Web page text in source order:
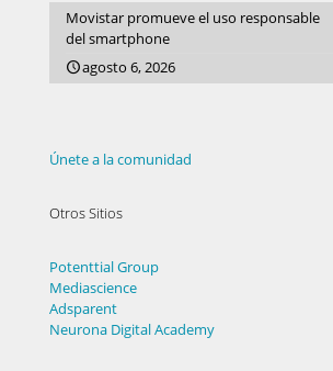
Movistar promueve el uso responsable
del smartphone
agosto 6, 2026
Únete a la comunidad
Otros Sitios
Potenttial Group
Mediascience
Adsparent
Neurona Digital Academy